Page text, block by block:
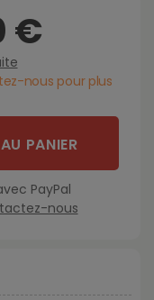
€
nous pour plus
PANIER
PayPal
nous